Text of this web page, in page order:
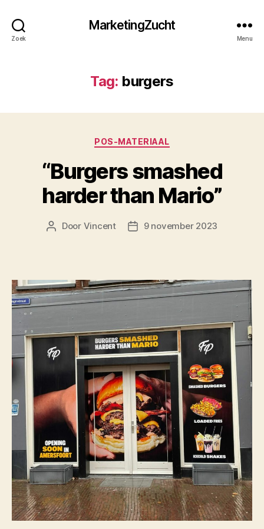
Zoek
MarketingZucht
Menu
Tag: burgers
Categorieën
POS-MATERIAAL
“Burgers smashed
harder than Mario”
Berichtauteur
Door Vincent Berichtdatum
9 november 2023